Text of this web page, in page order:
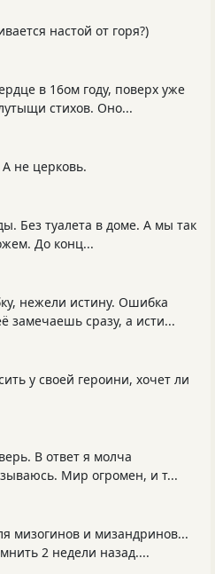
настой от горя?)
в 16ом году, поверх уже
стихов. Оно...
не церковь.
Без туалета в доме. А мы так
До конц...
нежели истину. Ошибка
замечаешь сразу, а исти...
у своей героини, хочет ли
В ответ я молча
Мир огромен, и т...
мизогинов и мизандринов...
2 недели назад....